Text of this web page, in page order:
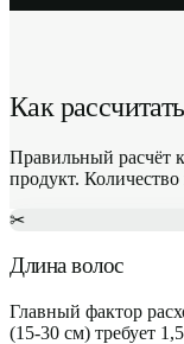
Как
Правильный расчёт
продукт.
✂
Длина волос
Главный фактор
(15-30 см) требует